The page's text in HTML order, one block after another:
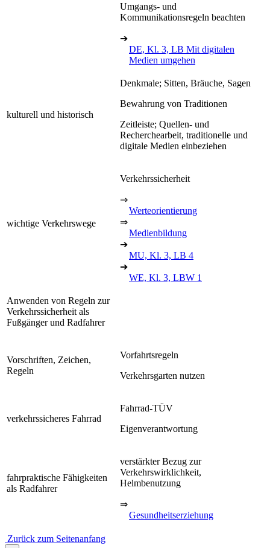
Umgangs- und
Kommunikationsregeln beachten
➔
DE, Kl. 3, LB Mit digitalen
Medien umgehen
kulturell und historisch
Denkmale; Sitten, Bräuche, Sagen
Bewahrung von Traditionen
Zeitleiste; Quellen- und
Recherchearbeit, traditionelle und
digitale Medien einbeziehen
wichtige Verkehrswege
Verkehrssicherheit
⇒
Werteorientierung
⇒
Medienbildung
➔
MU, Kl. 3, LB 4
➔
WE, Kl. 3, LBW 1
Anwenden von Regeln zur
Verkehrssicherheit als
Fußgänger und Radfahrer
Vorschriften, Zeichen,
Regeln
Vorfahrtsregeln
Verkehrsgarten nutzen
verkehrssicheres Fahrrad
Fahrrad-TÜV
Eigenverantwortung
fahrpraktische Fähigkeiten
als Radfahrer
verstärkter Bezug zur
Verkehrswirklichkeit,
Helmbenutzung
⇒
Gesundheitserziehung
Zurück zum Seitenanfang